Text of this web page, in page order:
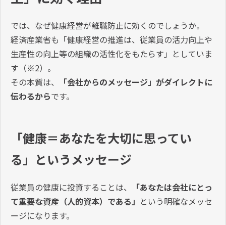
では、なぜ健康経営が離職防止に効くのでしょうか。
経済産業省も「健康経営の推進は、従業員の活力向上や
生産性の向上等の組織の活性化をもたらす」としていま
す（※2）。
その本質は、
「会社からのメッセージ」がダイレクトに
伝わるからです。
「健康＝あなたを大切に思ってい
る」というメッセージ
従業員の健康に投資することは、
「あなたは会社にとっ
て重要な資産（人的資本）である」 という明確なメッセ
ージになります。